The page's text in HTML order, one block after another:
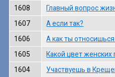
1608 Главный вопрос
1607
А если так?
1606
А как ты
1605
Какой цвет женских
1604
Участвуешь в